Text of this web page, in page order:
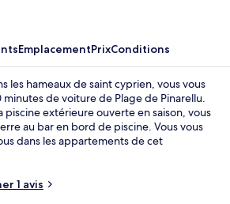
EmplacementPrixConditions
les hameaux de saint cyprien, vous vous
minutes de voiture de Plage de Pinarellu.
extérieure ouverte en saison, vous
au bar en bord de piscine. Vous vous
dans les appartements de cet
1 avis